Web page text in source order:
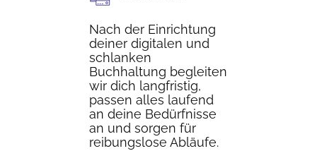
Nach der Einrichtung
deiner digitalen und
schlanken
Buchhaltung begleiten
wir dich langfristig,
passen alles laufend
an deine Bedürfnisse
an und sorgen für
reibungslose Abläufe.